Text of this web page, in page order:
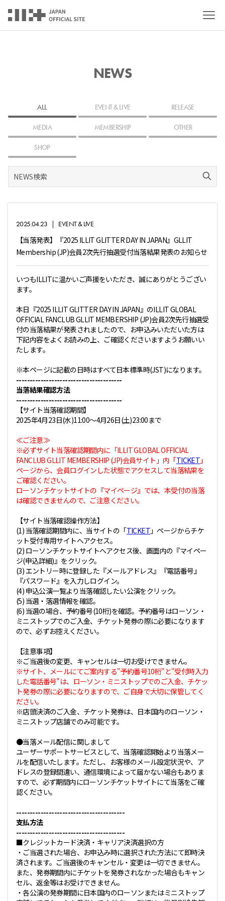
NEWS
ALL EVENT & LIVE RELEASE
MEDIA MEMBERSHIP OTHER
SHOP
2025.04.23 EVENT & LIVE
【当落発表】『2025 ILLIT GLITTER DAY IN JAPAN』GLLIT
Membership (JP)会員2次先行抽選受付当落結果発表のお知らせ
いつもILLITに温かいご声援をいただき、誠にありがとうござい
ます。
本日『2025 ILLIT GLITTER DAY IN JAPAN』のILLIT GLOBAL
OFFICIAL FANCLUB GLLIT MEMBERSHIP (JP)会員2次先行抽選受
付の当落結果が発表されましたので、お申込みいただいた方は
下記内容をよくお読みの上、ご確認くださいますようお願いい
たします。
※本ページに記載の日時はすべて日本標準時(JST)になります。
---------------------------------------
当落結果確認方法
---------------------------------------
【サイト当落確認期間】
2025年4月23日(水)11:00～4月26日(土)23:00まで
≪ご注意≫
※必ずサイト当落確認期間内に「ILLIT GLOBAL OFFICIAL
FANCLUB GLLIT MEMBERSHIP (JP)会員サイト」内「TICKET 」
ページから、会員ログインした状態でアクセスして当落結果を
ご確認ください。
ローソンチケットサイトの『マイページ』では、本受付の当落
は確認できませんので、ご注意ください。
【サイト当落確認操作方法】
(1) 当落確認期間内に、当サイトの「TICKET 」ページからチケ
ット受付専用サイトへアクセス。
(2) ローソンチケットサイトへアクセス後、画面内の『マイペー
ジ(申込詳細)』をクリック。
(3) エントリー時に登録した『メールアドレス』『電話番号』
『パスワード』を入力しログイン。
(4) 申込公演一覧より当落確認したい公演をクリック。
(5) 当選・落選情報を確認。
(6) 当選の場合、予約番号(10桁)を確認。予約番号はローソン・
ミニストップでのご入金、チケット発券の際に必要になります
ので、必ずお控えください。
【注意事項】
※ご当選後の変更、キャンセルは一切お受けできません。
※サイト、メールにてご案内する"予約番号10桁"と"受付時入力
した電話番号"は、ローソン・ミニストップでのご入金、チケッ
ト発券の際に必要になりますので、ご自身で大切に保管してく
ださい。
※店頭決済のご入金、チケット発券は、日本国内のローソン・
ミニストップ店舗でのみ可能です。
●当落メール配信に関しまして
ユーザーサポートサービスとして、当落確認開始より当落メー
ルを配信いたします。ただし、お客様のメール設定状況や、ア
ドレスの登録間違い、通信環境によって届かない場合もありま
すので、必ず期間内にローソンチケットサイトにて当落をご確
認ください。
----------------------------------------
支払方法
----------------------------------------
■クレジットカード決済・キャリア決済選択の方
・ご当選された場合、お申込み時に選択された方法にて即時決
済されます。ご当選後のキャンセル・変更は一切できません。
また、発券期間内にチケットを発券されなかった場合もキャン
セル、返金等はお受けできません。
・各公演の発券期間に日本国内のローソンまたはミニストップ